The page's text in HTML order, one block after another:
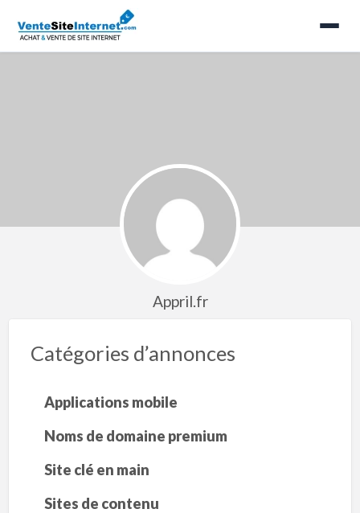
Appril.fr
Catégories d’annonces
Applications mobile
Noms de domaine premium
Site clé en main
Sites de contenu